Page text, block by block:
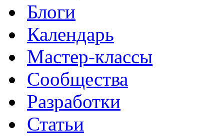
Блоги
Календарь
Мастер-классы
Сообщества
Разработки
Статьи